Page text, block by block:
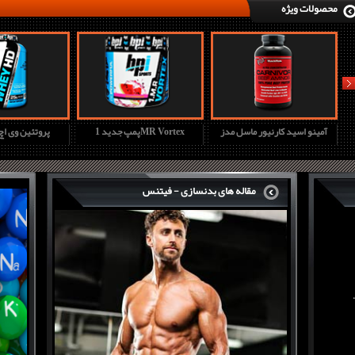
محصولات ویژه
پروتئین وی پمپ جدید 1MR Vortex آمینو اسید کارنیور ماسل مدز
next
مقاله های بدنسازی - فیتنس